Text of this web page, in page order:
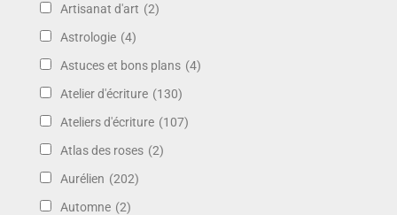
Artisanat d'art (2)
Astrologie (4)
Astuces et bons plans (4)
Atelier d'écriture (130)
Ateliers d'écriture (107)
Atlas des roses (2)
Aurélien (202)
Automne (2)